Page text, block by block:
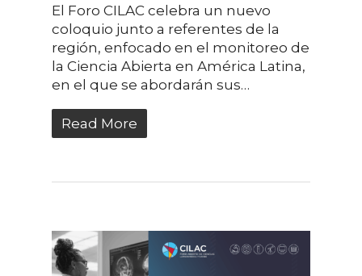
El Foro CILAC celebra un nuevo
coloquio junto a referentes de la
región, enfocado en el monitoreo de
la Ciencia Abierta en América Latina,
en el que se abordarán sus…
Read More